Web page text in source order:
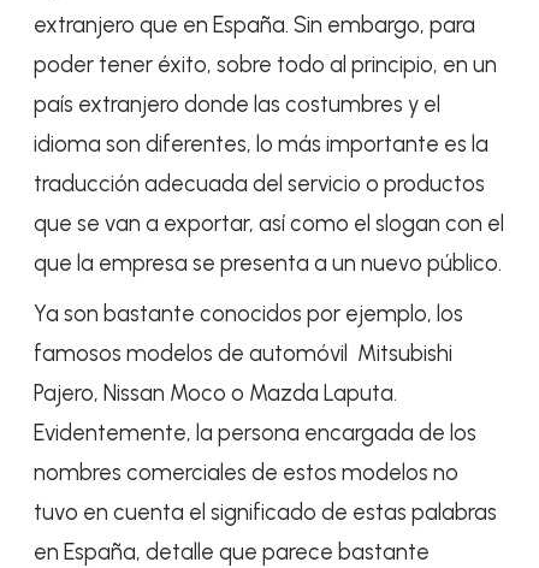
extranjero que en España. Sin embargo, para
poder tener éxito, sobre todo al principio, en un
país extranjero donde las costumbres y el
idioma son diferentes, lo más importante es la
traducción adecuada del servicio o productos
que se van a exportar, así como el slogan con el
que la empresa se presenta a un nuevo público.
Ya son bastante conocidos por ejemplo, los
famosos modelos de automóvil Mitsubishi
Pajero, Nissan Moco o Mazda Laputa.
Evidentemente, la persona encargada de los
nombres comerciales de estos modelos no
tuvo en cuenta el significado de estas palabras
en España, detalle que parece bastante